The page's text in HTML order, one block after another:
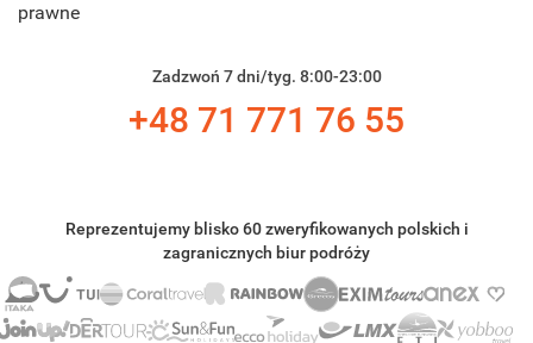
prawne
Zadzwoń 7 dni/tyg. 8:00-23:00
+48 71 771 76 55
Reprezentujemy blisko 60 zweryfikowanych polskich i
zagranicznych biur podróży